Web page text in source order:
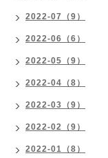
2022-07（9）
2022-06（6）
2022-05（9）
2022-04（8）
2022-03（9）
2022-02（9）
2022-01（8）